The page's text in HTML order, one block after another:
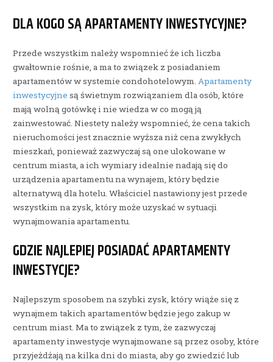
DLA KOGO SĄ APARTAMENTY INWESTYCYJNE?
Przede wszystkim należy wspomnieć że ich liczba
gwałtownie rośnie, a ma to związek z posiadaniem
apartamentów w systemie condohotelowym. Apartamenty
inwestycyjne są świetnym rozwiązaniem dla osób, które
mają wolną gotówkę i nie wiedza w co mogą ją
zainwestować. Niestety należy wspomnieć, że cena takich
nieruchomości jest znacznie wyższa niż cena zwykłych
mieszkań, ponieważ zazwyczaj są one ulokowane w
centrum miasta, a ich wymiary idealnie nadają się do
urządzenia apartamentu na wynajem, który będzie
alternatywą dla hotelu. Właściciel nastawiony jest przede
wszystkim na zysk, który może uzyskać w sytuacji
wynajmowania apartamentu.
GDZIE NAJLEPIEJ POSIADAĆ APARTAMENTY
INWESTYCJE?
Najlepszym sposobem na szybki zysk, który wiąże się z
wynajmem takich apartamentów będzie jego zakup w
centrum miast. Ma to związek z tym, że zazwyczaj
apartamenty inwestycje wynajmowane są przez osoby, które
przyjeżdżają na kilka dni do miasta, aby go zwiedzić lub